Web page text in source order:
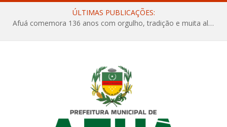
ÚLTIMAS PUBLICAÇÕES:
Afuá comemora 136 anos com orgulho, tradição e muita alegria na Quadra Dr. Nelson Salomão